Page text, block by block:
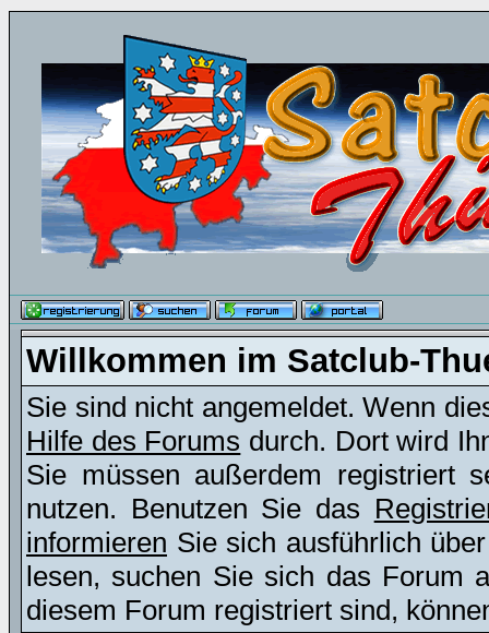
Willkommen im Satclub-
Sie sind nicht angemeldet. Wenn
Hilfe des Forums durch. Dort wird
Sie müssen außerdem registriert
nutzen. Benutzen Sie das
informieren Sie sich ausführlich
lesen, suchen Sie sich das Forum
diesem Forum registriert sind,